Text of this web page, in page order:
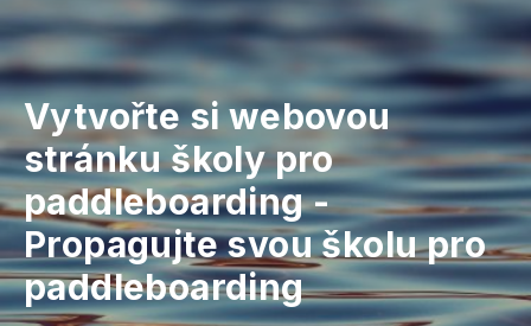
Vytvořte si webovou
stránku školy pro
paddleboarding-
Propagujte svou školu pro
paddleboarding